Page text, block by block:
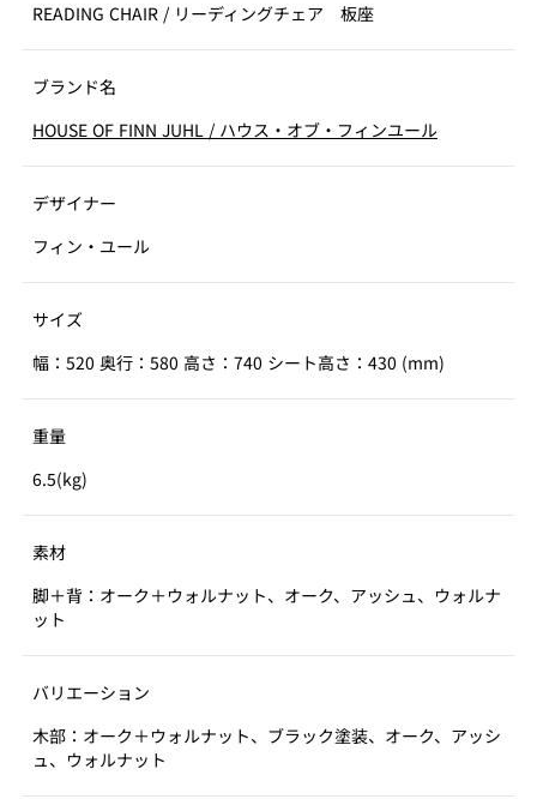
READING CHAIR / リーディングチェア 板座
ブランド名
HOUSE OF FINN JUHL / ハウス・オブ・フィンユール
デザイナー
フィン・ユール
サイズ
幅：520 奥行：580 高さ：740 シート高さ：430 (mm)
重量
6.5(kg)
素材
脚＋背：オーク＋ウォルナット、オーク、アッシュ、ウォルナ
ット
バリエーション
木部：オーク＋ウォルナット、ブラック塗装、オーク、アッシ
ュ、ウォルナット